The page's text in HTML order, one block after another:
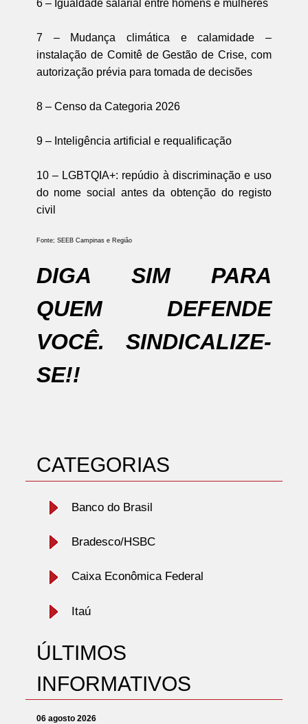
6 – Igualdade salarial entre homens e mulheres
7 – Mudança climática e calamidade –
instalação de Comitê de Gestão de Crise, com
autorização prévia para tomada de decisões
8 – Censo da Categoria 2026
9 – Inteligência artificial e requalificação
10 – LGBTQIA+: repúdio à discriminação e uso
do nome social antes da obtenção do registo
civil
Fonte; SEEB Campinas e Região
DIGA SIM PARA
QUEM DEFENDE
VOCÊ. SINDICALIZE-
SE!!
CATEGORIAS
Banco do Brasil
Bradesco/HSBC
Caixa Econômica Federal
Itaú
ÚLTIMOS
INFORMATIVOS
06 agosto 2026